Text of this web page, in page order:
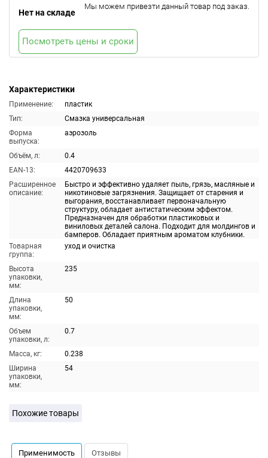
Характеристики
Применение:
пластик
Тип:
Смазка универсальная
Форма
выпуска:
аэрозоль
Объём, л:
0.4
EAN-13:
4420709633
Расширенное
описание:
Быстро и эффективно удаляет пыль, грязь, масляные и
никотиновые загрязнения. Защищает от старения и
выгорания, восстанавливает первоначальную
структуру, обладает антистатическим эффектом.
Предназначен для обработки пластиковых и
виниловых деталей салона. Подходит для молдингов и
бамперов. Обладает приятным ароматом клубники.
Товарная
группа:
уход и очистка
Высота
упаковки,
мм:
235
Длина
упаковки,
мм:
50
Объем
упаковки, л:
0.7
Масса, кг:
0.238
Ширина
упаковки,
мм:
54
Нет на складе
Мы можем привезти данный товар под заказ.
Посмотреть цены и сроки
Похожие товары
Применимость Отзывы